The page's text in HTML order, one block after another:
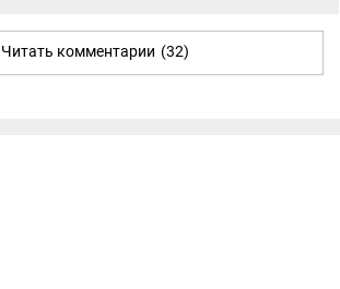
Читать комментарии (32)